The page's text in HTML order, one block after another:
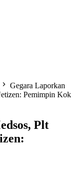
Gegara Laporkan
Pemimpin Kok
Plt